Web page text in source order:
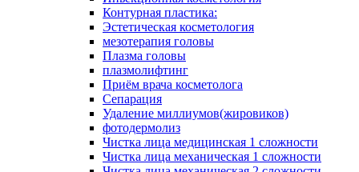
Контурная пластика:
Эстетическая косметология
мезотерапия головы
Плазма головы
плазмолифтинг
Приём врача косметолога
Сепарация
Удаление миллиумов(жировиков)
фотодермолиз
Чистка лица медицинская 1 сложности
Чистка лица механическая 1 сложности